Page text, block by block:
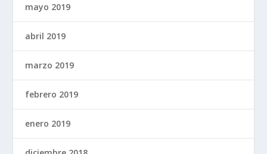
mayo 2019
abril 2019
marzo 2019
febrero 2019
enero 2019